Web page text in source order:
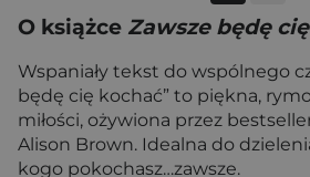
O książce Zawsze będę
Wspaniały tekst do wspólnego
będę cię kochać” to piękna,
miłości, ożywiona przez
Alison Brown. Idealna do
kogo pokochasz…zawsze.